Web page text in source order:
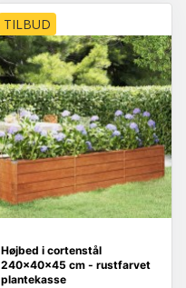
TILBUD
Højbed i cortenstål
240×40×45 cm - rustfarvet
plantekasse